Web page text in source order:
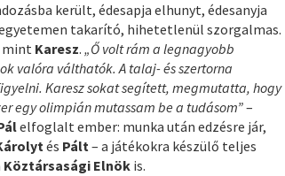
került, édesapja elhunyt, édesanyja
takarító, hihetetlenül szorgalmas.
mintKaresz.„Ő volt rám a legnagyobb
valóra válthatók. A talaj- és szertorna
Karesz sokat segített, megmutatta, hogy
egy olimpián mutassam be a tudásom”–
elfoglalt ember: munka után edzésre jár,
és Pált– a játékokra készülő teljes
Köztársasági Elnök is.